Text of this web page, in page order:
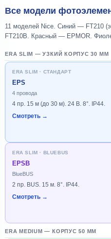
Все модели
11 моделей Nice. Синий — FT210
FT210B. Красный — EPMOR.
ERA SLIM — УЗКИЙ КОРПУС 30 ММ
ERA SLIM · СТАНДАРТ
EPS
4 провода
4 пр. 15 м (до 30 м). 24 В. 8°. IP44.
Смотреть →
ERA SLIM · BLUEBUS
EPSB
BlueBUS
2 пр. BUS. 15 м. 8°. IP44.
Смотреть →
ERA MEDIUM — КОРПУС 50 ММ